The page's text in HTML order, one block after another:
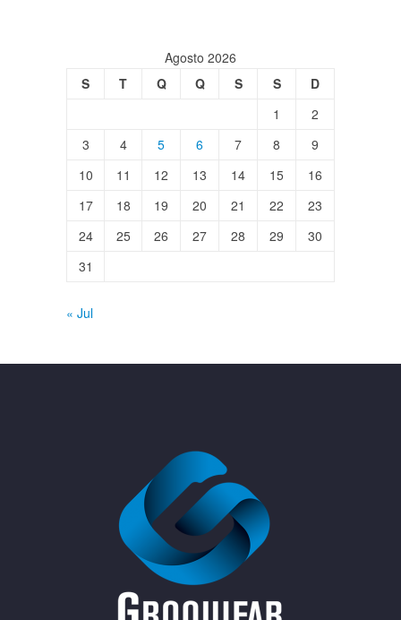
Agosto 2026
S
T Q Q S S
D
1
2
3
4 5 6 7 8
9
10
11 12 13 14 15
16
17
18 19 20 21 22
23
24
25 26 27 28 29
30
31
« Jul